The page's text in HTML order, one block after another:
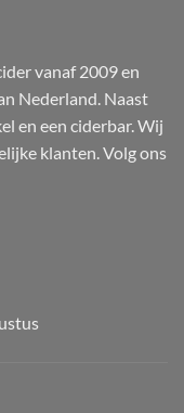
vanaf 2009 en
Nederland. Naast
en een ciderbar. Wij
klanten. Volg ons